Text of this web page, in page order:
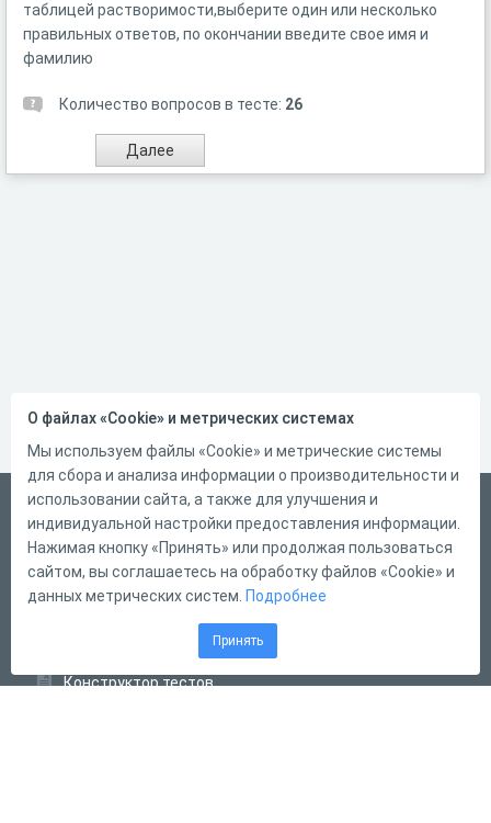
таблицей растворимости,выберите один или несколько
правильных ответов, по окончании введите свое имя и
фамилию
Количество вопросов в тесте: 26
Русский
Справка
Форма обратной связи
Конструктор тестов
О файлах «Cookie» и метрических системах
Мы используем файлы «Cookie» и метрические системы
для сбора и анализа информации о производительности и
использовании сайта, а также для улучшения и
индивидуальной настройки предоставления информации.
Нажимая кнопку «Принять» или продолжая пользоваться
сайтом, вы соглашаетесь на обработку файлов «Cookie» и
данных метрических систем. Подробнее
Принять